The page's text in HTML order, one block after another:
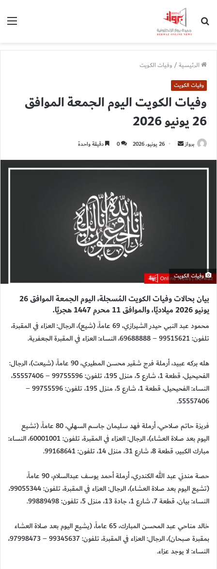
الرئيسية/وفيات الكويت
وفيات الكويت
وفيات الكويت اليوم الجمعة الموافق
26 يونيو 2026
برواز
أرسل
إلكترونيا
26 يونيو، 2026 0 دقيقة واحدة
وفيات الكويت
بيان بحالات وفيات الكويت المُسجلة، اليوم الجمعة الموافق 26
يونيو 2026 ميلاديًا، والموافق 11 محرم 1447 هجريًا.
محمود عبد النبي حيدر الشيرازي، 69 عاماً، (شيع)، الرجال: العزاء في المقبرة،
تلفون: 99515621 – 69688888، النساء: العزاء في المقبرة الجعفرية.
هله بركه عبيد، أرملة فرج شقير محسن المطيري، 90 عاماً، (شيعت)، الرجال:
الفحيحيل، قطعة 1، شارع 5، منزل 195، تلفون: 99755596 – 55557406،
النساء: الفحيحيل، قطعة 1، شارع 5، منزل 195، تلفون: 99755596 –
55557406.
فريزة حاتم صلاحي، أرملة فهد سليمان جاسم السهلي، 80 عاماً، (تشيع
اليوم بعد صلاة العشاء)، الرجال: العزاء في المقبرة، تلفون: 60001001، النساء:
مبارك الكبير، قطعة 8، شارع 31، منزل 14، تلفون: 99168641.
حصة مندني عبد الله الكندري، أرملة أحمد يوسف عبدالسلام، 90 عاماً،
(تشيع اليوم بعد صلاة العشاء)، الرجال: العزاء في المقبرة، تلفون: 99055344،
النساء: بيان، قطعة 7، شارع 1، جادة 13، منزل 5، تلفون: 99889498.
خالد مناحي عبد المحسن المبارك، 65 عاماً، (يشيع اليوم بعد صلاة العشاء
بمقبرة صبحان)، الرجال: العزاء في المقبرة، تلفون: 99345637 – 97998473،
النساء: لا يوجد عزاء.